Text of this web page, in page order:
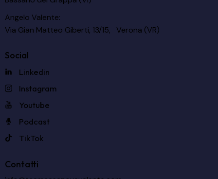
Angelo Valente:
Via Gian Matteo Giberti, 13/15, Verona (VR)
Social
Linkedin
Instagram
Youtube
Podcast
TikTok
Contatti